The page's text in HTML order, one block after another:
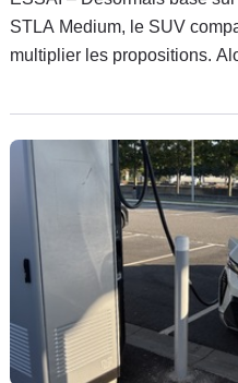
STLA Medium, le SUV
multiplier les propositions.
le nouvel opus se décline
Aussi inédite soit-elle, cette